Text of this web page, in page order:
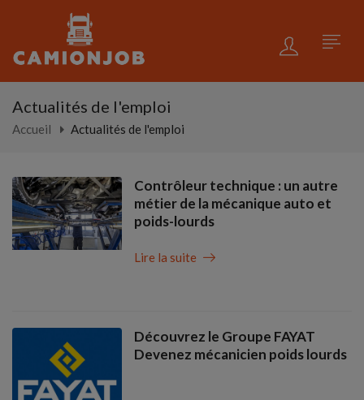
Actualités de l'emploi
Accueil Actualités de l'emploi
Contrôleur technique : un autre
métier de la mécanique auto et
poids-lourds
Lire la suite
Découvrez le Groupe FAYAT
Devenez mécanicien poids lourds